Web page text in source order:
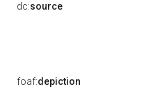
dc:source
foaf:depiction